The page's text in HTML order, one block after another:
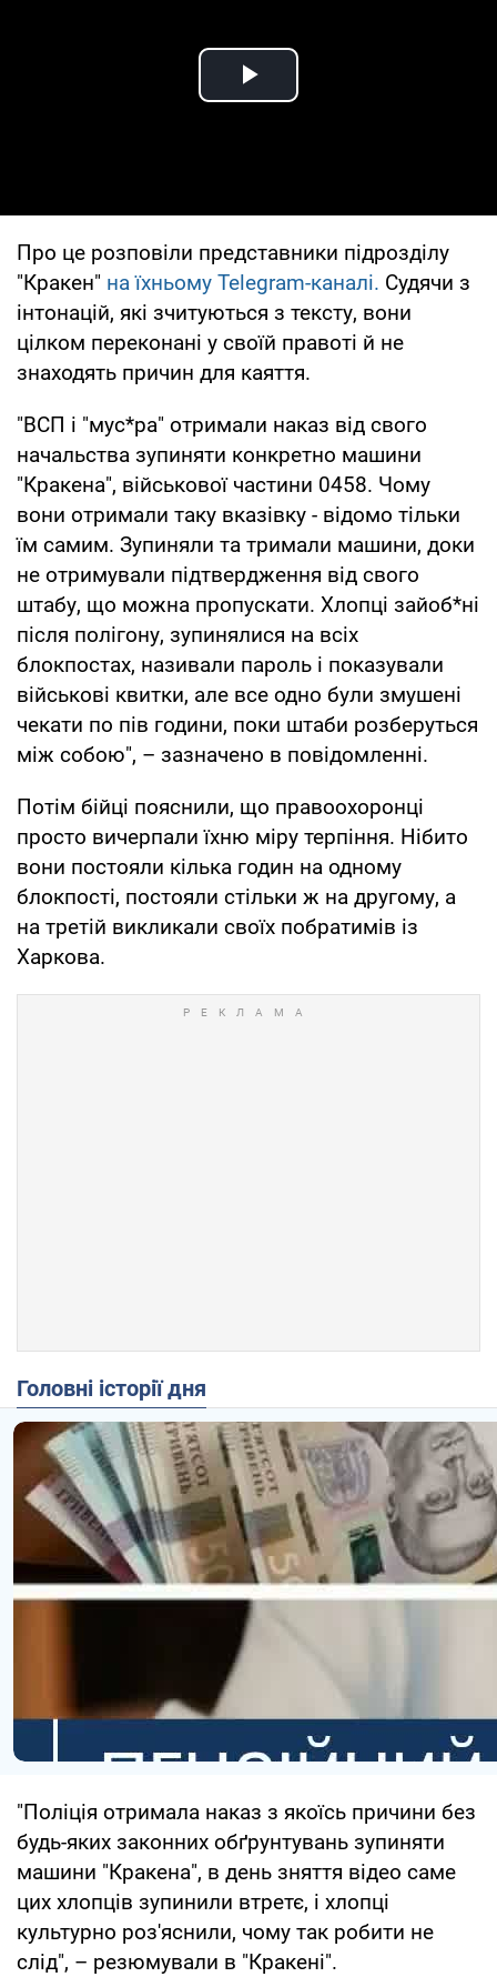
Play Video
Про це розповіли представники підрозділу
"Кракен" на їхньому Telegram-каналі. Судячи з
інтонацій, які зчитуються з тексту, вони
цілком переконані у своїй правоті й не
знаходять причин для каяття.
"ВСП і "мус*ра" отримали наказ від свого
начальства зупиняти конкретно машини
"Кракена", військової частини 0458. Чому
вони отримали таку вказівку - відомо тільки
їм самим. Зупиняли та тримали машини, доки
не отримували підтвердження від свого
штабу, що можна пропускати. Хлопці зайоб*ні
після полігону, зупинялися на всіх
блокпостах, називали пароль і показували
військові квитки, але все одно були змушені
чекати по пів години, поки штаби розберуться
між собою", – зазначено в повідомленні.
Потім бійці пояснили, що правоохоронці
просто вичерпали їхню міру терпіння. Нібито
вони постояли кілька годин на одному
блокпості, постояли стільки ж на другому, а
на третій викликали своїх побратимів із
Харкова.
Головні історії дня
"Поліція отримала наказ з якоїсь причини без
будь-яких законних обґрунтувань зупиняти
машини "Кракена", в день зняття відео саме
цих хлопців зупинили втретє, і хлопці
культурно роз'яснили, чому так робити не
слід", – резюмували в "Кракені".